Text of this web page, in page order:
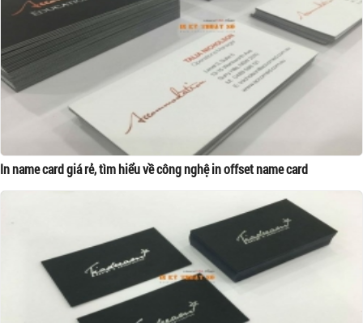
In name card giá rẻ, tìm hiểu về công nghệ in offset name card